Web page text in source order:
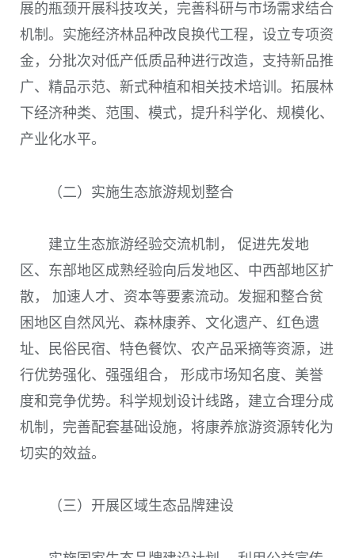
展的瓶颈开展科技攻关，完善科研与市场需求结合
机制。实施经济林品种改良换代工程，设立专项资
金，分批次对低产低质品种进行改造，支持新品推
广、精品示范、新式种植和相关技术培训。拓展林
下经济种类、范围、模式，提升科学化、规模化、
产业化水平。
（二）实施生态旅游规划整合
建立生态旅游经验交流机制， 促进先发地
区、东部地区成熟经验向后发地区、中西部地区扩
散， 加速人才、资本等要素流动。发掘和整合贫
困地区自然风光、森林康养、文化遗产、红色遗
址、民俗民宿、特色餐饮、农产品采摘等资源，进
行优势强化、强强组合， 形成市场知名度、美誉
度和竞争优势。科学规划设计线路，建立合理分成
机制，完善配套基础设施，将康养旅游资源转化为
切实的效益。
（三）开展区域生态品牌建设